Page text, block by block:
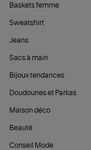
Baskets femme
Sweatshirt
Jeans
Sacs à main
Bijoux tendances
Doudounes et Parkas
Maison déco
Beauté
Conseil Mode